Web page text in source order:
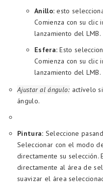
Anillo: esto
Comienza con su clic
lanzamiento del LMB.
Esfera: Esto
Comienza con su clic
lanzamiento del LMB.
Ajustar al ángulo: actívelo
ángulo.
Pintura: Seleccione
Seleccionar con el modo
directamente su
directamente al área de
suavizar el área